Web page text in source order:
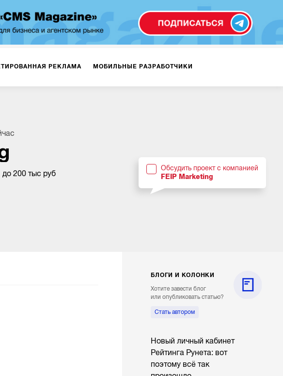
РЕКЛАМА МОБИЛЬНЫЕ РАЗРАБОТЧИКИ
до 200 тыс руб
Обсудить проект с компанией
FEIP Marketing
БЛОГИ И КОЛОНКИ
Хотите завести блог
или опубликовать статью?
Стать автором
Новый личный кабинет
Рейтинга Рунета: вот
поэтому всё так